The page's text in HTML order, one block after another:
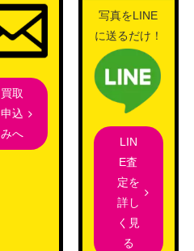
買取
申込
みへ
写真をLINE
に送るだけ！
LIN
E査
定を
詳し
く見
る